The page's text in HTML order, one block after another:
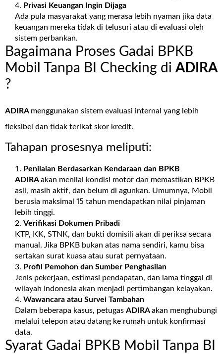
Privasi Keuangan Ingin Dijaga
Ada pula masyarakat yang merasa lebih nyaman jika data
keuangan mereka tidak di telusuri atau di evaluasi oleh
sistem perbankan.
Bagaimana Proses Gadai BPKB
Mobil Tanpa BI Checking di ADIRA
?
ADIRA menggunakan sistem evaluasi internal yang lebih
fleksibel dan tidak terikat skor kredit.
Tahapan prosesnya meliputi:
Penilaian Berdasarkan Kendaraan dan BPKB
ADIRAakan menilai kondisi motor dan memastikan BPKB
asli, masih aktif, dan belum di agunkan. Umumnya, Mobil
berusia maksimal 15 tahun mendapatkan nilai pinjaman
lebih tinggi.
Verifikasi Dokumen Pribadi
KTP, KK, STNK, dan bukti domisili akan di periksa secara
manual. Jika BPKB bukan atas nama sendiri, kamu bisa
sertakan surat kuasa atau surat pernyataan.
Profil Pemohon dan Sumber Penghasilan
Jenis pekerjaan, estimasi pendapatan, dan lama tinggal di
wilayah Indonesia akan menjadi pertimbangan kelayakan.
Wawancara atau Survei Tambahan
Dalam beberapa kasus, petugas ADIRAakan menghubungi
melalui telepon atau datang ke rumah untuk konfirmasi
data.
Syarat Gadai BPKB Mobil Tanpa BI